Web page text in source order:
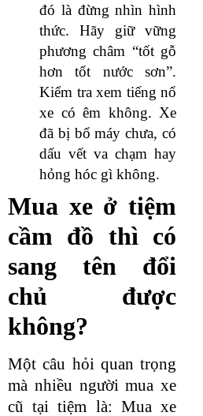
đó là đừng nhìn hình
thức. Hãy giữ vững
phương châm “tốt gỗ
hơn tốt nước sơn”.
Kiểm tra xem tiếng nổ
xe có êm không. Xe
đã bị bổ máy chưa, có
dấu vết va chạm hay
hỏng hóc gì không.
Mua xe ở tiệm
cầm đồ thì có
sang tên đổi
chủ được
không?
Một câu hỏi quan trọng
mà nhiều người mua xe
cũ tại tiệm là: Mua xe